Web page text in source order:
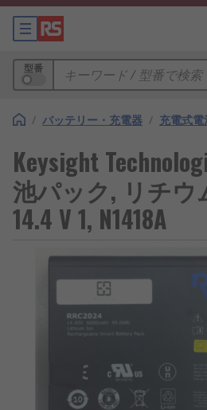
型番
/ バッテリー・充電器 / 充電式電
Keysight
池パック, リチウ
14.4 V 1, N1418A